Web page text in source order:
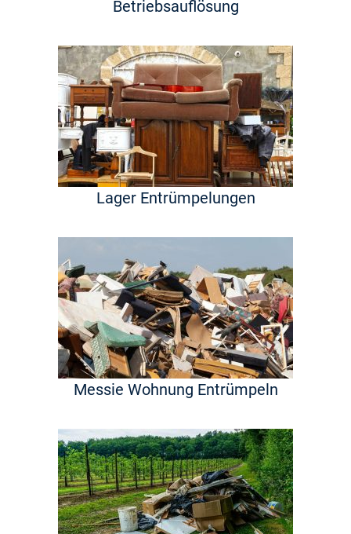
Betriebsauflösung
Lager Entrümpelungen
Messie Wohnung Entrümpeln